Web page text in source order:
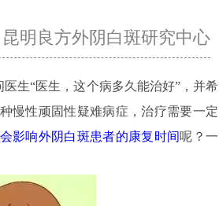
明良方外阴白斑研究中心
生“医生，这个病多久能治好”，并希
慢性顽固性疑难病症，治疗需要一定
影响外阴白斑患者的康复时间呢？一